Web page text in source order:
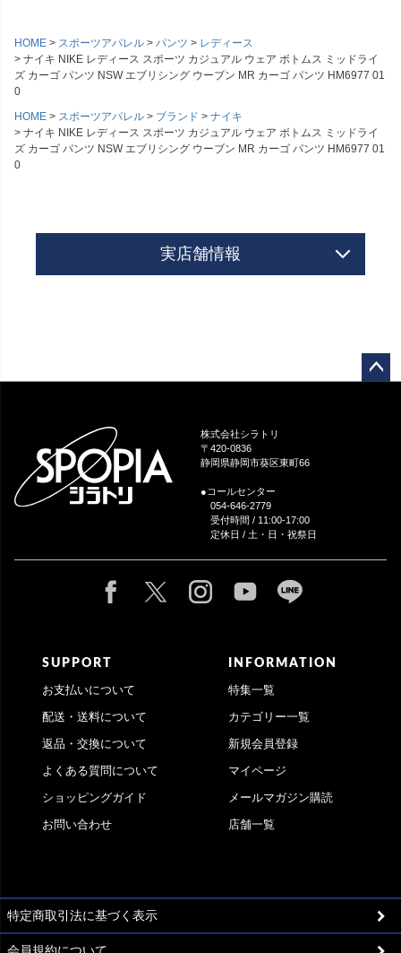
HOME スポーツアパレル パンツ
レディース
ナイキ NIKE レディース スポーツ カジュアル ウェア ボトムス ミッドライ
ズ カーゴ パンツ NSW エブリシング ウーブン MR カーゴ パンツ HM6977 01
0
HOME
スポーツアパレル ブランド
ナイキ
ナイキ NIKE レディース スポーツ カジュアル ウェア ボトムス ミッドライ
ズ カーゴ パンツ NSW エブリシング ウーブン MR カーゴ パンツ HM6977 01
0
実店舗情報
株式会社シラトリ
〒420-0836
静岡県静岡市葵区東町66
●コールセンター
054-646-2779
受付時間 / 11:00-17:00
定休日 / 土・日・祝祭日
SUPPORT
お支払いについて
配送・送料について
返品・交換について
よくある質問について
ショッピングガイド
お問い合わせ
INFORMATION
特集一覧
カテゴリー一覧
新規会員登録
マイページ
メールマガジン購読
店舗一覧
特定商取引法に基づく表示